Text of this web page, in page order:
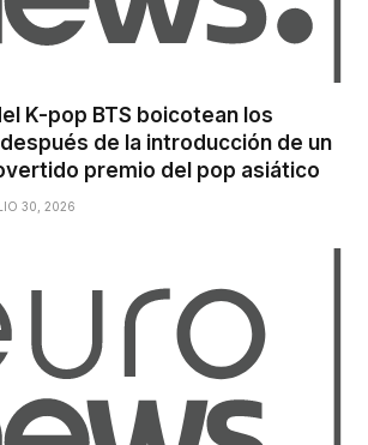
K-pop BTS boicotean los
de la introducción de un
premio del pop asiático
30, 2026